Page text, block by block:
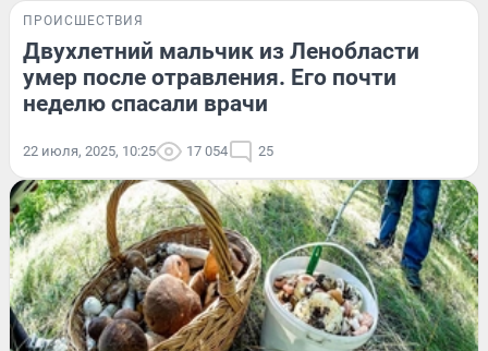
ПРОИСШЕСТВИЯ
Двухлетний мальчик из Ленобласти
умер после отравления. Его почти
неделю спасали врачи
22 июля, 2025, 10:25 17 054 25